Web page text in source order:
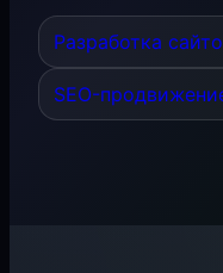
Разработка
SEO-